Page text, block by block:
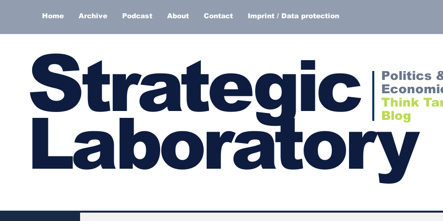
Home Archive Podcast About Contact Imprint / Data protection
Strategic
Laboratory
Politics
Think
Blog